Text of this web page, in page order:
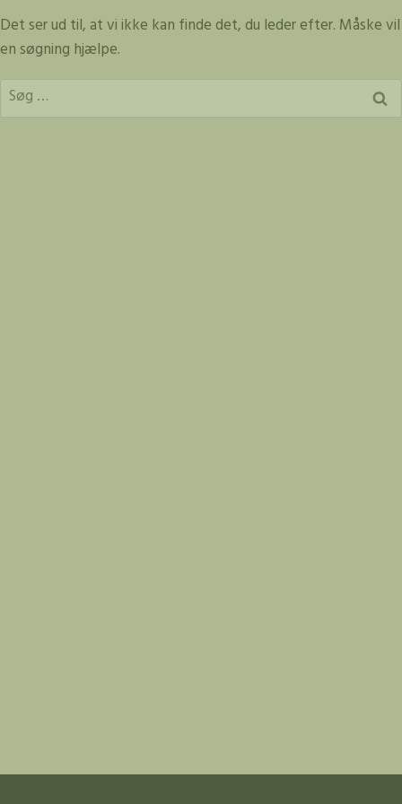
til
indhold
Det ser ud til, at vi ikke kan finde det, du leder efter. Måske vil
en søgning hjælpe.
Søg
efter: